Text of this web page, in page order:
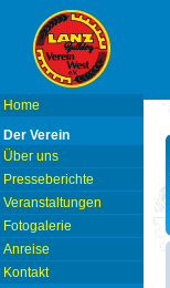
Home
Der Verein
Über uns
Presseberichte
Veranstaltungen
Fotogalerie
Anreise
Kontakt